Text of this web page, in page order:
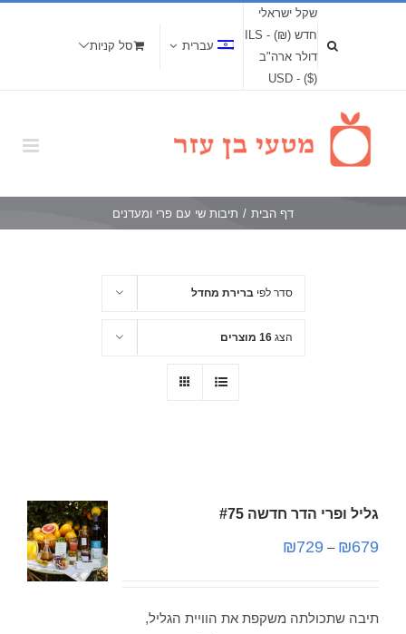
שקל ישראלי
חדש (₪) - ILS
דולר ארה"ב
($) - USD
עברית סל קניות
דף הבית / תיבות שי עם פרי ומעדנים
סדר לפיברירת מחדל
הצג16 מוצרים
גליל ופרי הדר חדשה #75
₪679
–
₪729
תיבה שתכולתה משקפת את הוויית הגליל,